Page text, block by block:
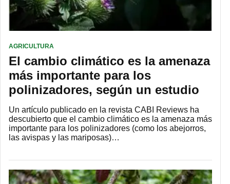
AGRICULTURA
El cambio climático es la amenaza
más importante para los
polinizadores, según un estudio
Un artículo publicado en la revista CABI Reviews ha
descubierto que el cambio climático es la amenaza más
importante para los polinizadores (como los abejorros,
las avispas y las mariposas)…